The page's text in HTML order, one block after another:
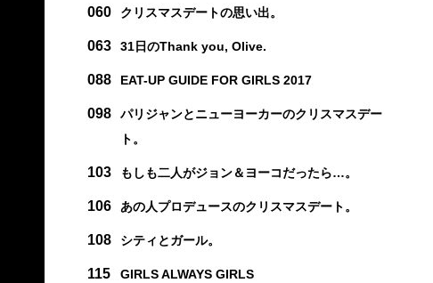
060 クリスマスデートの思い出。
063 31日のThank you, Olive.
088 EAT-UP GUIDE FOR GIRLS 2017
098
パリジャンとニューヨーカーのクリスマスデー
ト。
103 もしも二人がジョン＆ヨーコだったら…。
106 あの人プロデュースのクリスマスデート。
108 シティとガール。
115 GIRLS ALWAYS GIRLS